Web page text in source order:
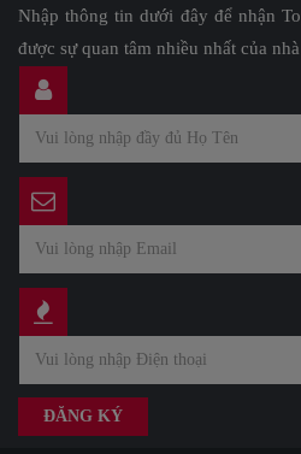
Nhập thông tin dưới đây để nhận
được sự quan tâm nhiều nhất của